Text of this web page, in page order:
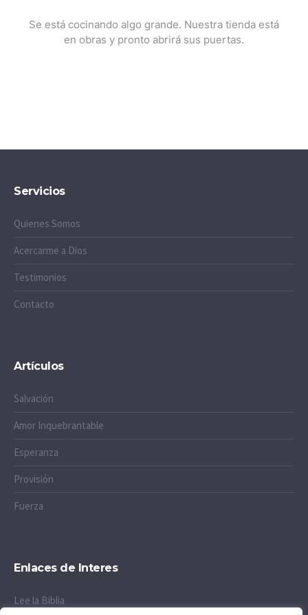
Se está cocinando algo grande. Nuestra tienda está
en obras y pronto abrirá sus puertas.
Servicios
Quienes Somos
Acercarme a Dios
Testimonios
Contacto
Artículos
Salvación
Amor Inquebrantable
Esperanza
Provisión
Fuerza
Enlaces de Interes
Lee la Biblia